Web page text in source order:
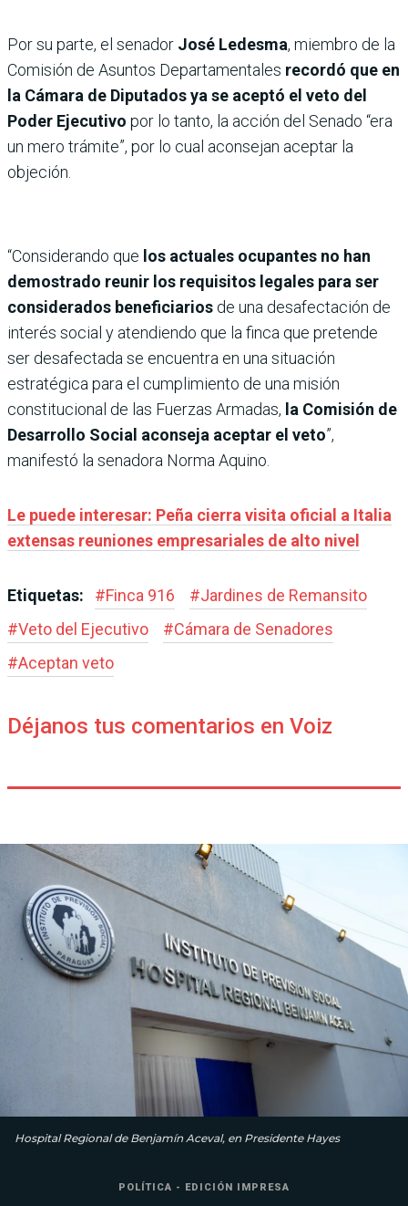
Por su parte, el senador José Ledesma, miembro de la
Comisión de Asuntos Departamentales recordó que en
la Cámara de Diputados ya se aceptó el veto del
Poder Ejecutivo por lo tanto, la acción del Senado “era
un mero trámite”, por lo cual aconsejan aceptar la
objeción.
“Considerando que los actuales ocupantes no han
demostrado reunir los requisitos legales para ser
considerados beneficiarios de una desafectación de
interés social y atendiendo que la finca que pretende
ser desafectada se encuentra en una situación
estratégica para el cumplimiento de una misión
constitucional de las Fuerzas Armadas, la Comisión de
Desarrollo Social aconseja aceptar el veto”,
manifestó la senadora Norma Aquino.
Le puede interesar: Peña cierra visita oficial a Italia
extensas reuniones empresariales de alto nivel
Etiquetas: #Finca 916 #Jardines de Remansito
#Veto del Ejecutivo #Cámara de Senadores
#Aceptan veto
Déjanos tus comentarios en Voiz
Hospital Regional de Benjamín Aceval, en Presidente Hayes
POLÍTICA - EDICIÓN IMPRESA